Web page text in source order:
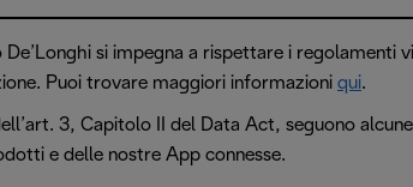
De’Longhi si impegna a rispettare i
Puoi trovare maggiori informazioni qui.
3, Capitolo II del Data Act, seguono
e delle nostre App connesse.